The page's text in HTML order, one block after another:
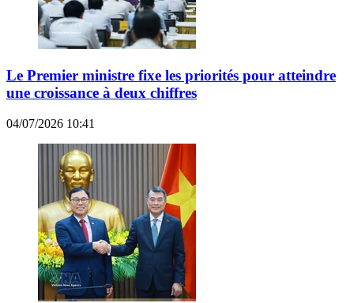
Le Premier ministre fixe les priorités pour atteindre
une croissance à deux chiffres
04/07/2026 10:41